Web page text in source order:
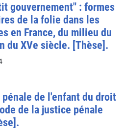
gouvernement" : formes
de la folie dans les
en France, du milieu du
du XVe siècle. [Thèse].
de l'enfant du droit
de la justice pénale